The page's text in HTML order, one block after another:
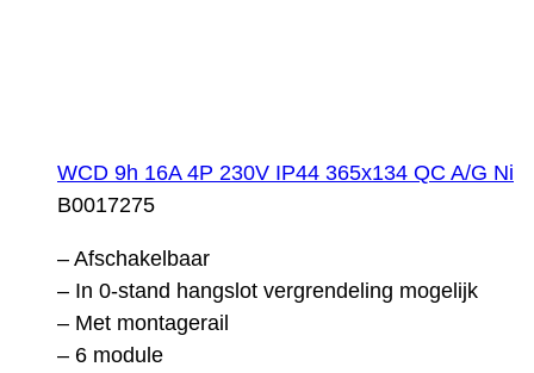
WCD 9h 16A 4P 230V IP44 365x134 QC A/G Ni
B0017275
– Afschakelbaar
– In 0-stand hangslot vergrendeling mogelijk
– Met montagerail
– 6 module